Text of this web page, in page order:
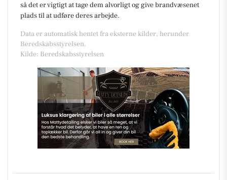
så det er vigtigt at tage dem alvorligt og give brandvæsenet
plads til at udføre deres arbejde.
Data er automatisk hentet fra eksterne kilder, herunder
Beredskabsstyrelsen.
Kilde: Beredskabsstyrelsen